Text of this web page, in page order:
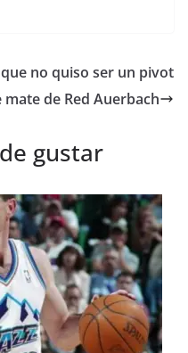
no quiso ser un pivot
de Red Auerbach
gustar